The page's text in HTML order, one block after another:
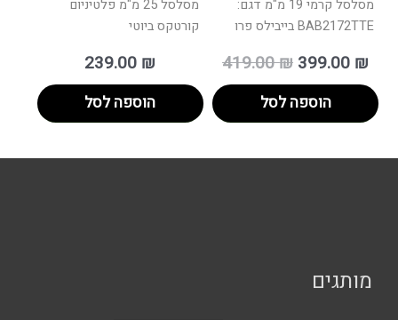
מסלסל קרמי 19 מ"מ דגם:
BAB2172TTE בייבילס פרו
419.00₪ 399.00 ₪
הוספה לסל
מסלסל 25 מ"מ פלטיניום
קורטקס ביוטי
239.00 ₪
הוספה לסל
מותגים